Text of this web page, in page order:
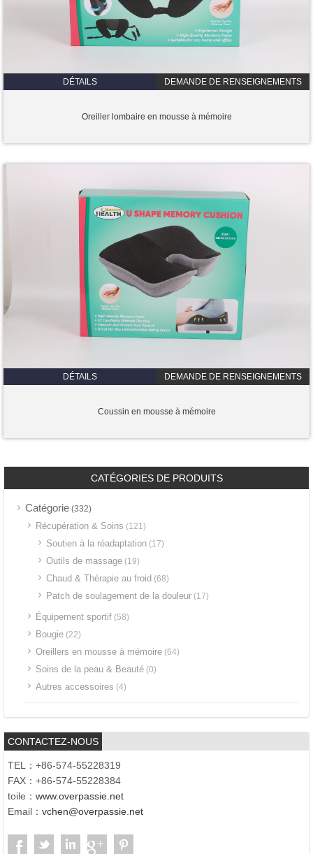
DÉTAILS DEMANDE DE RENSEIGNEMENTS
Oreiller lombaire en mousse à mémoire
DÉTAILS DEMANDE DE RENSEIGNEMENTS
Coussin en mousse à mémoire
CATÉGORIES DE PRODUITS
Catégorie (332)
Récupération & Soins (121)
Soutien à la réadaptation (17)
Outils de massage (19)
Chaud & Thérapie au froid (68)
Patch de soulagement de la douleur (17)
Équipement sportif (58)
Bougie (22)
Oreillers en mousse à mémoire (64)
Soins de la peau & Beauté (0)
Autres accessoires (4)
CONTACTEZ-NOUS
TEL：+86-574-55228319
FAX：+86-574-55228384
toile： www.overpassie.net
Email： vchen@overpassie.net